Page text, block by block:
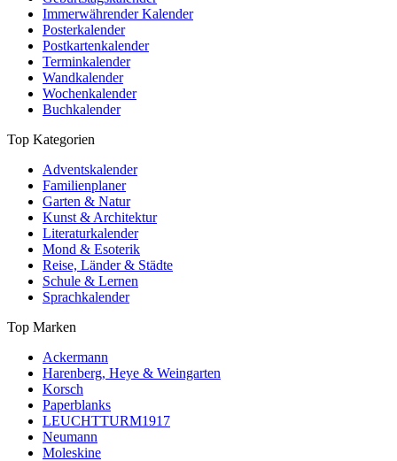
Immerwährender Kalender
Posterkalender
Postkartenkalender
Terminkalender
Wandkalender
Wochenkalender
Buchkalender
Top Kategorien
Adventskalender
Familienplaner
Garten & Natur
Kunst & Architektur
Literaturkalender
Mond & Esoterik
Reise, Länder & Städte
Schule & Lernen
Sprachkalender
Top Marken
Ackermann
Harenberg, Heye & Weingarten
Korsch
Paperblanks
LEUCHTTURM1917
Neumann
Moleskine